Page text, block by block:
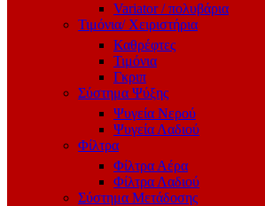
Variator / πολυβάρια
Τιμόνια/ Χειριστήρια
Καθρέφτες
Τιμόνια
Γκριπ
Σύστημα Ψύξης
Ψυγεία Νερού
Ψυγεία Λαδιού
Φίλτρα
Φίλτρα Αέρα
Φίλτρα Λαδιού
Σύστημα Μετάδοσης